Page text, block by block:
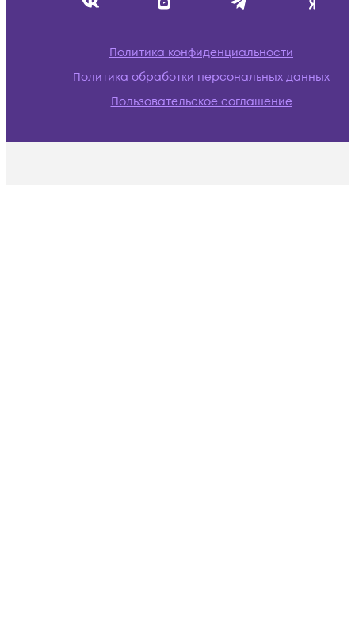
Политика конфиденциальности
Политика обработки персональных данных
Пользовательское соглашение